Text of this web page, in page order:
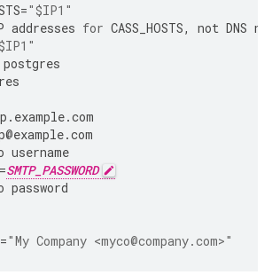
="$IP1"
addresses for CASS_HOSTS, not DNS
postgres
. example.com
@example.com
username
=SMTP_PASSWORD
password
="My Company <myco@company.com>"